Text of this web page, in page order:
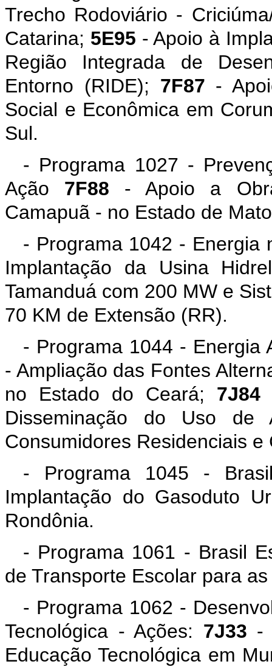
Trecho Rodoviário -
Catarina; 5E95 - Apoio à
Região Integrada de
Entorno (RIDE); 7F87 -
Social e Econômica em
Sul.
- Programa 1027 -
Ação 7F88 - Apoio a
Camapuã - no Estado de
- Programa 1042 - Energia
Implantação da Usina
Tamanduá com 200 MW e
70 KM de Extensão (RR).
- Programa 1044 - Energia
- Ampliação das Fontes
no Estado do Ceará; 7J84-
Disseminação do Uso de
Consumidores Residenciais
- Programa 1045 -
Implantação do Gasoduto
Rondônia.
- Programa 1061 - Brasil
de Transporte Escolar para
- Programa 1062 -
Tecnológica - Ações: 7J33 -
Educação Tecnológica em